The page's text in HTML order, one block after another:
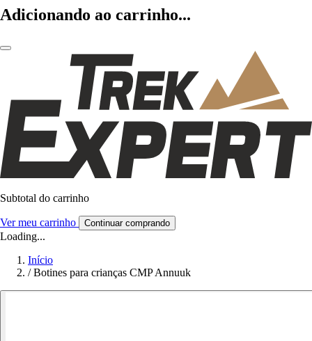
Adicionando ao carrinho...
Subtotal do carrinho
Ver meu carrinho Continuar comprando
Loading...
Início
/ Botines para crianças CMP Annuuk